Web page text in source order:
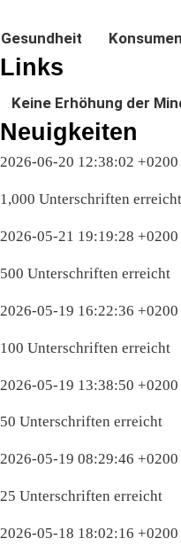
Gesundheit
Links
Keine Erhöhung der
Neuigkeiten
2026-06-20 12:38:02 +0200
1,000 Unterschriften erreicht
2026-05-21 19:19:28 +0200
500 Unterschriften erreicht
2026-05-19 16:22:36 +0200
100 Unterschriften erreicht
2026-05-19 13:38:50 +0200
50 Unterschriften erreicht
2026-05-19 08:29:46 +0200
25 Unterschriften erreicht
2026-05-18 18:02:16 +0200